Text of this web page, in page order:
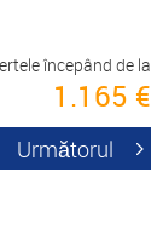
începând de la
1.165 €
Următorul